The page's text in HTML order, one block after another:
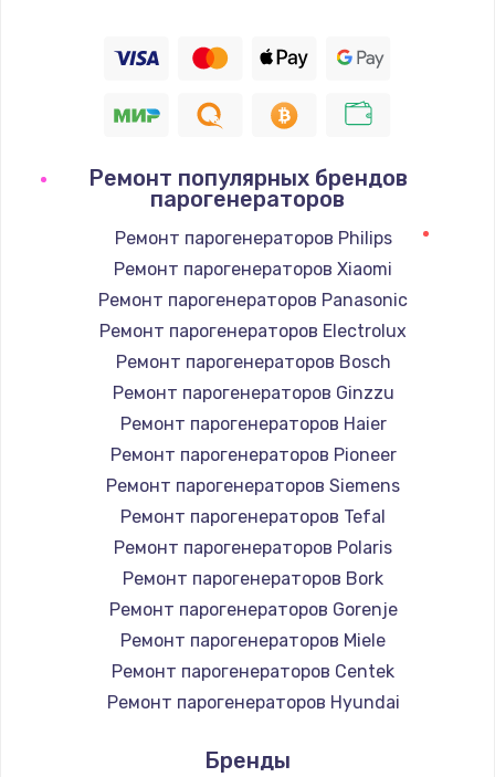
Ремонт популярных брендов
парогенераторов
Ремонт парогенераторов Philips
Ремонт парогенераторов Xiaomi
Ремонт парогенераторов Panasonic
Ремонт парогенераторов Electrolux
Ремонт парогенераторов Bosch
Ремонт парогенераторов Ginzzu
Ремонт парогенераторов Haier
Ремонт парогенераторов Pioneer
Ремонт парогенераторов Siemens
Ремонт парогенераторов Tefal
Ремонт парогенераторов Polaris
Ремонт парогенераторов Bork
Ремонт парогенераторов Gorenje
Ремонт парогенераторов Miele
Ремонт парогенераторов Centek
Ремонт парогенераторов Hyundai
Ремонт парогенераторов DELTA
Бренды